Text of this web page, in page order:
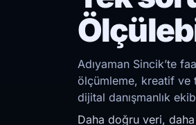
Adıyaman Sincik’te
ölçümleme, kreatif ve
dijital danışmanlık
Daha doğru veri,